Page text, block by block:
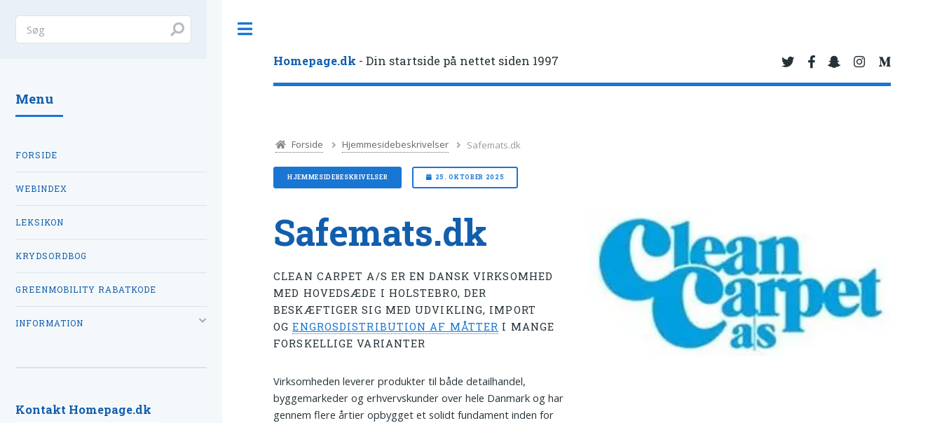
Homepage.dk - Din startside på nettet siden 1997
Forside Hjemmesidebeskrivelser Safemats.dk
HJEMMESIDEBESKRIVELSER 25. OKTOBER 2025
Safemats.dk
CLEAN CARPET A/S ER EN DANSK VIRKSOMHED
MED HOVEDSÆDE I HOLSTEBRO, DER
BESKÆFTIGER SIG MED UDVIKLING, IMPORT
OGENGROSDISTRIBUTION AF MÅTTER I MANGE
FORSKELLIGE VARIANTER
Virksomheden leverer produkter til både detailhandel,
byggemarkeder og erhvervskunder over hele Danmark og har
gennem flere årtier opbygget et solidt fundament inden for
Menu
FORSIDE
WEBINDEX
LEKSIKON
KRYDSORDBOG
GREENMOBILITY RABATKODE
INFORMATION
Kontakt Homepage.dk